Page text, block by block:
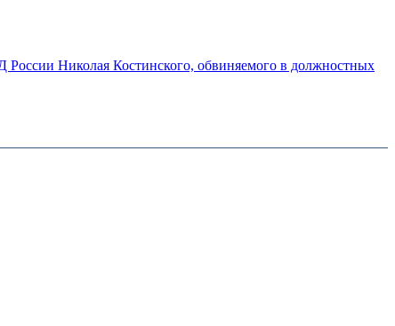
России Николая Костинского, обвиняемого в должностных